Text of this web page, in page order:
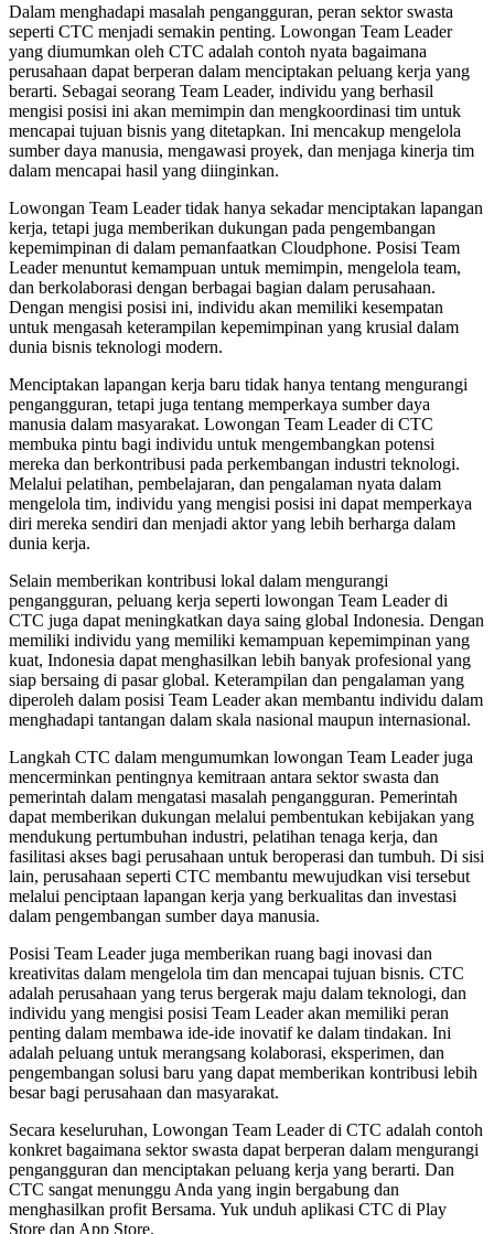
Dalam menghadapi masalah pengangguran, peran sektor swasta
seperti CTC menjadi semakin penting. Lowongan Team Leader
yang diumumkan oleh CTC adalah contoh nyata bagaimana
perusahaan dapat berperan dalam menciptakan peluang kerja yang
berarti. Sebagai seorang Team Leader, individu yang berhasil
mengisi posisi ini akan memimpin dan mengkoordinasi tim untuk
mencapai tujuan bisnis yang ditetapkan. Ini mencakup mengelola
sumber daya manusia, mengawasi proyek, dan menjaga kinerja tim
dalam mencapai hasil yang diinginkan.
Lowongan Team Leader tidak hanya sekadar menciptakan lapangan
kerja, tetapi juga memberikan dukungan pada pengembangan
kepemimpinan di dalam pemanfaatkan Cloudphone. Posisi Team
Leader menuntut kemampuan untuk memimpin, mengelola team,
dan berkolaborasi dengan berbagai bagian dalam perusahaan.
Dengan mengisi posisi ini, individu akan memiliki kesempatan
untuk mengasah keterampilan kepemimpinan yang krusial dalam
dunia bisnis teknologi modern.
Menciptakan lapangan kerja baru tidak hanya tentang mengurangi
pengangguran, tetapi juga tentang memperkaya sumber daya
manusia dalam masyarakat. Lowongan Team Leader di CTC
membuka pintu bagi individu untuk mengembangkan potensi
mereka dan berkontribusi pada perkembangan industri teknologi.
Melalui pelatihan, pembelajaran, dan pengalaman nyata dalam
mengelola tim, individu yang mengisi posisi ini dapat memperkaya
diri mereka sendiri dan menjadi aktor yang lebih berharga dalam
dunia kerja.
Selain memberikan kontribusi lokal dalam mengurangi
pengangguran, peluang kerja seperti lowongan Team Leader di
CTC juga dapat meningkatkan daya saing global Indonesia. Dengan
memiliki individu yang memiliki kemampuan kepemimpinan yang
kuat, Indonesia dapat menghasilkan lebih banyak profesional yang
siap bersaing di pasar global. Keterampilan dan pengalaman yang
diperoleh dalam posisi Team Leader akan membantu individu dalam
menghadapi tantangan dalam skala nasional maupun internasional.
Langkah CTC dalam mengumumkan lowongan Team Leader juga
mencerminkan pentingnya kemitraan antara sektor swasta dan
pemerintah dalam mengatasi masalah pengangguran. Pemerintah
dapat memberikan dukungan melalui pembentukan kebijakan yang
mendukung pertumbuhan industri, pelatihan tenaga kerja, dan
fasilitasi akses bagi perusahaan untuk beroperasi dan tumbuh. Di sisi
lain, perusahaan seperti CTC membantu mewujudkan visi tersebut
melalui penciptaan lapangan kerja yang berkualitas dan investasi
dalam pengembangan sumber daya manusia.
Posisi Team Leader juga memberikan ruang bagi inovasi dan
kreativitas dalam mengelola tim dan mencapai tujuan bisnis. CTC
adalah perusahaan yang terus bergerak maju dalam teknologi, dan
individu yang mengisi posisi Team Leader akan memiliki peran
penting dalam membawa ide-ide inovatif ke dalam tindakan. Ini
adalah peluang untuk merangsang kolaborasi, eksperimen, dan
pengembangan solusi baru yang dapat memberikan kontribusi lebih
besar bagi perusahaan dan masyarakat.
Secara keseluruhan, Lowongan Team Leader di CTC adalah contoh
konkret bagaimana sektor swasta dapat berperan dalam mengurangi
pengangguran dan menciptakan peluang kerja yang berarti. Dan
CTC sangat menunggu Anda yang ingin bergabung dan
menghasilkan profit Bersama. Yuk unduh aplikasi CTC di Play
Store dan App Store.